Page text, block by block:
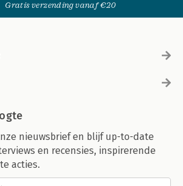
Gratis verzending vanaf €20
nieuwsbrief en blijf up-to-date
en recensies, inspirerende
acties.